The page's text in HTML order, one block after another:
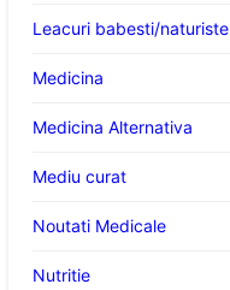
Leacuri babesti/naturiste
Medicina
Medicina Alternativa
Mediu curat
Noutati Medicale
Nutritie